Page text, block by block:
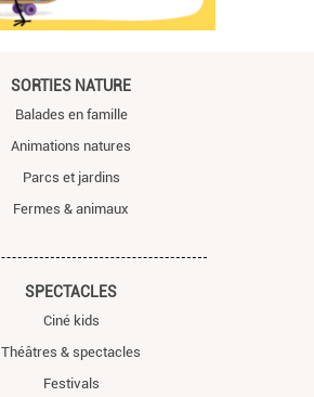
SORTIES NATURE
Balades en famille
Animations natures
Parcs et jardins
Fermes & animaux
SPECTACLES
Ciné kids
Théâtres & spectacles
Festivals